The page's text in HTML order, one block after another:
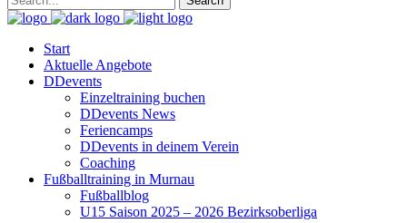
Start
Aktuelle Angebote
DDevents
Einzeltraining buchen
DDevents News
Feriencamps
DDevents in deinem Verein
Coaching
Fußballtraining in Murnau
Fußballblog
U15 Saison 2025 – 2026 Bezirksoberliga